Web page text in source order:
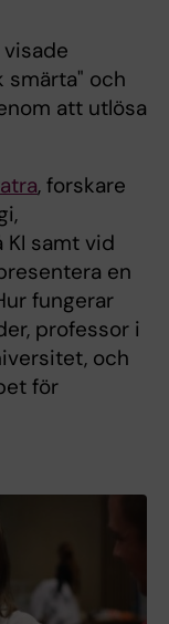
visade
smärta" och
att utlösa
, forskare
samt vid
en
fungerar
professor i
och
för